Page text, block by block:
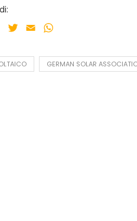
LinkedInTwitter
Email
GERMAN SOLAR